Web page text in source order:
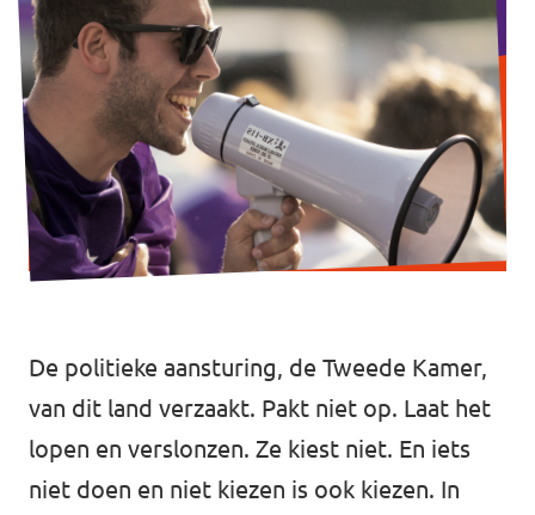
Doneer
Werken bij Volt
Contact
Sprekersaanvraag
Charge - Wetenschappelijk Platform Volt
De politieke aansturing, de Tweede Kamer,
van dit land verzaakt. Pakt niet op. Laat het
lopen en verslonzen. Ze kiest niet. En iets
niet doen en niet kiezen is ook kiezen. In